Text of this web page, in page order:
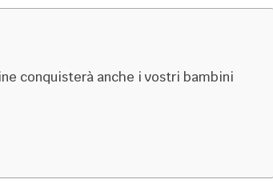
conquisterà anche i vostri bambini